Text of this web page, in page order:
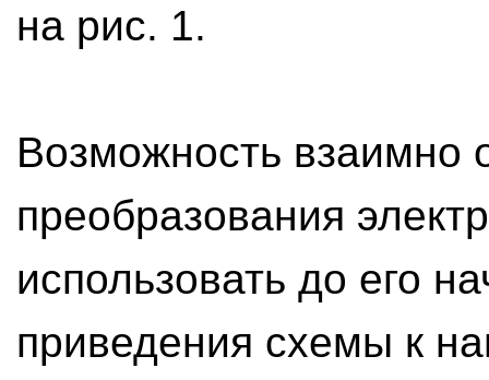
на рис. 1.
Возможность взаимно
преобразования
использовать до его
приведения схемы к